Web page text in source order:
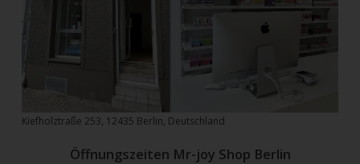
Kiefholztraße 253, 12435 Berlin, Deutschland
Öffnungszeiten Mr-joy Shop Berlin